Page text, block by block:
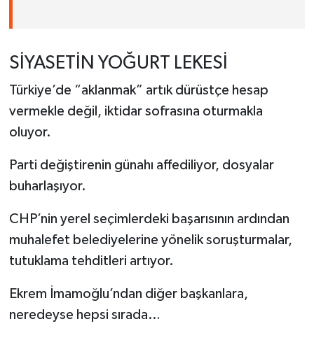
SİYASETİN YOĞURT LEKESİ
Türkiye’de “aklanmak” artık dürüstçe hesap
vermekle değil, iktidar sofrasına oturmakla
oluyor.
Parti değiştirenin günahı affediliyor, dosyalar
buharlaşıyor.
CHP’nin yerel seçimlerdeki başarısının ardından
muhalefet belediyelerine yönelik soruşturmalar,
tutuklama tehditleri artıyor.
Ekrem İmamoğlu’ndan diğer başkanlara,
neredeyse hepsi sırada…